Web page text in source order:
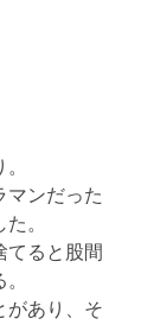
マンだった
。
てると股間
があり、そ